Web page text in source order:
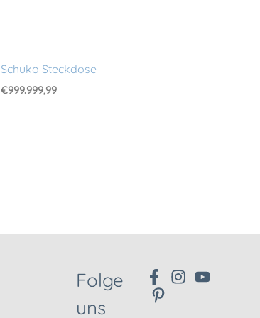
Schuko Steckdose
€999.999,99
Folge
uns